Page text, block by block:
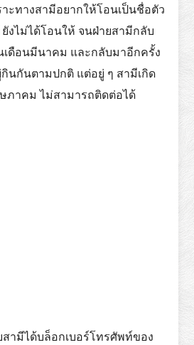
ะทางสามีอยากให้โอนเป็นชื่อตัว
งไม่ได้โอนให้ จนฝ่ายสามีกลับ
เดือนมีนาคม และกลับมาอีกครั้ง
นกันตามปกติ แต่อยู่ ๆ สามีเกิด
ภาคม ไม่สามารถติดต่อได้
ได้บล็อกเบอร์โทรศัพท์ของ